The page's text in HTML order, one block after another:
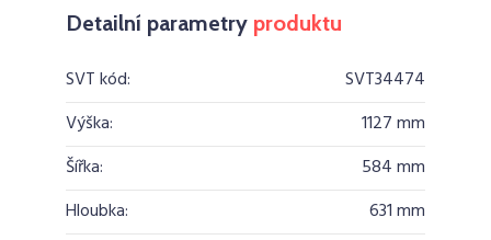
Detailní parametry produktu
SVT kód:
SVT34474
Výška:
1127 mm
Šířka:
584 mm
Hloubka:
631 mm